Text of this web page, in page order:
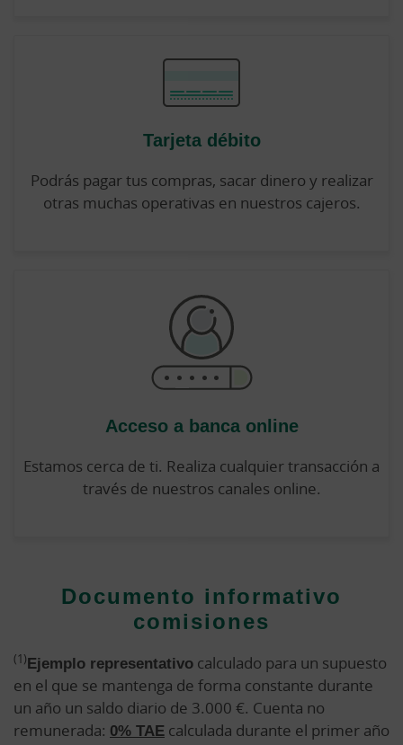
Tarjeta débito
Podrás pagar tus compras, sacar dinero y realizar
otras muchas operativas en nuestros cajeros.
Acceso a banca online
Estamos cerca de ti. Realiza cualquier transacción a
través de nuestros canales online.
Documento informativo
comisiones
(1)Ejemplo representativo calculado para un supuesto
en el que se mantenga de forma constante durante
un año un saldo diario de 3.000 €. Cuenta no
remunerada: 0% TAE calculada durante el primer año